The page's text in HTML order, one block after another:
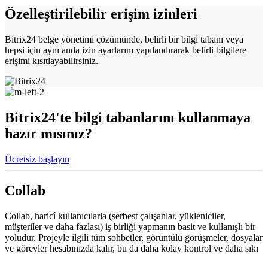
Özelleştirilebilir erişim izinleri
Bitrix24 belge yönetimi çözümünde, belirli bir bilgi tabanı veya
hepsi için aynı anda izin ayarlarını yapılandırarak belirli bilgilere
erişimi kısıtlayabilirsiniz.
Bitrix24'te bilgi tabanlarını kullanmaya
hazır mısınız?
Ücretsiz başlayın
Collab
Collab, haricî kullanıcılarla (serbest çalışanlar, yükleniciler,
müşteriler ve daha fazlası) iş birliği yapmanın basit ve kullanışlı bir
yoludur. Projeyle ilgili tüm sohbetler, görüntülü görüşmeler, dosyalar
ve görevler hesabınızda kalır, bu da daha kolay kontrol ve daha sıkı